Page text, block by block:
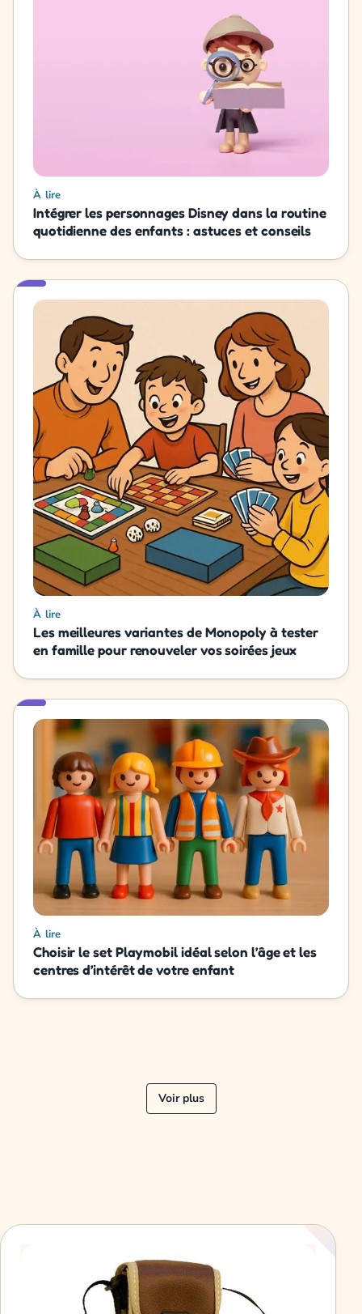
À lire
Intégrer les personnages Disney dans la routine
quotidienne des enfants : astuces et conseils
À lire
Les meilleures variantes de Monopoly à tester
en famille pour renouveler vos soirées jeux
À lire
Choisir le set Playmobil idéal selon l’âge et les
centres d’intérêt de votre enfant
Voir plus
« Précédent